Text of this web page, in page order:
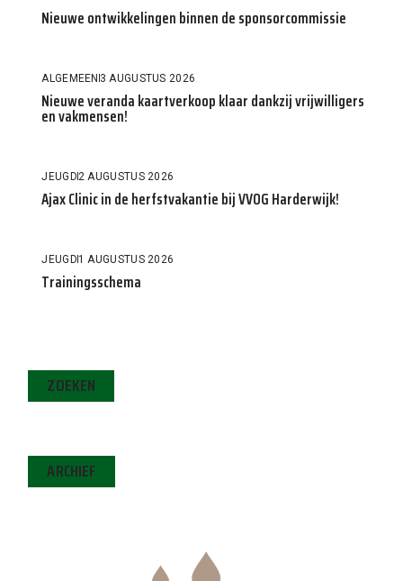
Nieuwe ontwikkelingen binnen de sponsorcommissie
ALGEMEEN3 AUGUSTUS 2026
Nieuwe veranda kaartverkoop klaar dankzij vrijwilligers
en vakmensen!
JEUGD2 AUGUSTUS 2026
Ajax Clinic in de herfstvakantie bij VVOG Harderwijk!
JEUGD1 AUGUSTUS 2026
Trainingsschema
ZOEKEN
ARCHIEF